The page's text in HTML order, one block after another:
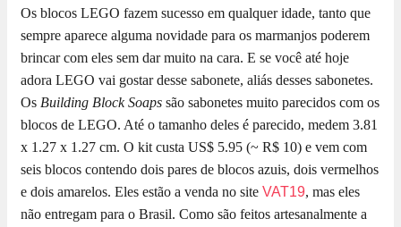
Os blocos LEGO fazem sucesso em qualquer idade, tanto que
sempre aparece alguma novidade para os marmanjos poderem
brincar com eles sem dar muito na cara. E se você até hoje
adora LEGO vai gostar desse sabonete, aliás desses sabonetes.
Os Building Block Soaps são sabonetes muito parecidos com os
blocos de LEGO. Até o tamanho deles é parecido, medem 3.81
x 1.27 x 1.27 cm. O kit custa US$ 5.95 (~ R$ 10) e vem com
seis blocos contendo dois pares de blocos azuis, dois vermelhos
e dois amarelos. Eles estão a venda no site VAT19, mas eles
não entregam para o Brasil. Como são feitos artesanalmente a